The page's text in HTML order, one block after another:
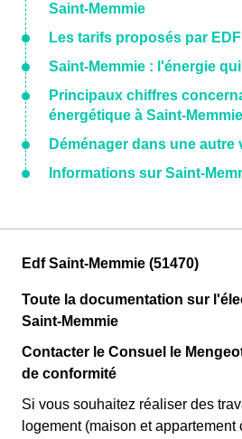
Saint-Memmie
Les tarifs proposés par
Saint-Memmie : l'énergie
Principaux chiffres
énergétique à Saint-Memmie
Déménager dans une autre
Informations sur Saint-
Edf Saint-Memmie (51470)
Toute la documentation sur
Saint-Memmie
Contacter le Consuel le
de conformité
Si vous souhaitez réaliser des
logement (maison et